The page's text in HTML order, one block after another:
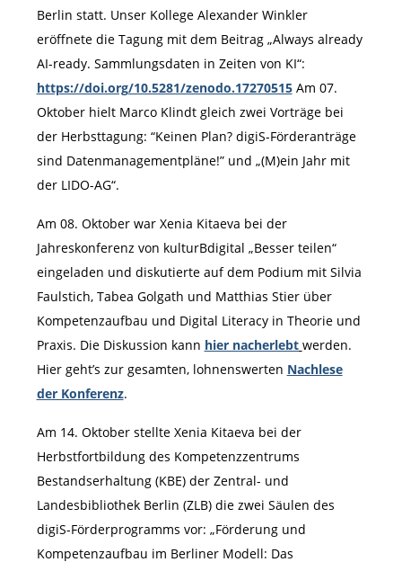
Berlin statt. Unser Kollege Alexander Winkler
eröffnete die Tagung mit dem Beitrag „Always already
AI-ready. Sammlungsdaten in Zeiten von KI“:
https://doi.org/10.5281/zenodo.17270515Am 07.
Oktober hielt Marco Klindt gleich zwei Vorträge bei
der Herbsttagung: “Keinen Plan? digiS-Förderanträge
sind Datenmanagementpläne!” und „(M)ein Jahr mit
der LIDO-AG“.
Am 08. Oktober war Xenia Kitaeva bei der
Jahreskonferenz von kulturBdigital „Besser teilen“
eingeladen und diskutierte auf dem Podium mit Silvia
Faulstich, Tabea Golgath und Matthias Stier über
Kompetenzaufbau und Digital Literacy in Theorie und
Praxis. Die Diskussion kann hier nacherlebt werden.
Hier geht’s zur gesamten, lohnenswerten Nachlese
der Konferenz.
Am 14. Oktober stellte Xenia Kitaeva bei der
Herbstfortbildung des Kompetenzzentrums
Bestandserhaltung (KBE) der Zentral- und
Landesbibliothek Berlin (ZLB) die zwei Säulen des
digiS-Förderprogramms vor: „Förderung und
Kompetenzaufbau im Berliner Modell: Das